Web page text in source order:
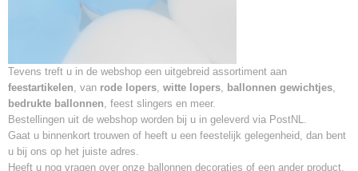
Tevens treft u in de webshop een uitgebreid assortiment aan
feestartikelen, van rode lopers, witte lopers, ballonnen gewichtjes,
bedrukte ballonnen, feest slingers en meer.
Bestellingen uit de webshop worden bij u in geleverd via PostNL.
Gaat u binnenkort trouwen of heeft u een feestelijk gelegenheid, dan bent
u bij ons op het juiste adres.
Heeft u nog vragen over onze ballonnen decoraties of een ander product,